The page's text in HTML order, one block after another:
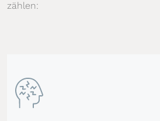
zählen: